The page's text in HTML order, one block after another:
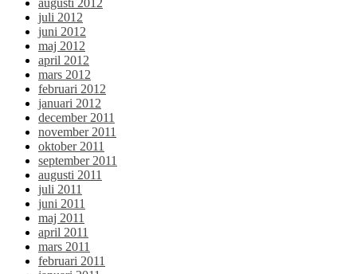
augusti 2012
juli 2012
juni 2012
maj 2012
april 2012
mars 2012
februari 2012
januari 2012
december 2011
november 2011
oktober 2011
september 2011
augusti 2011
juli 2011
juni 2011
maj 2011
april 2011
mars 2011
februari 2011